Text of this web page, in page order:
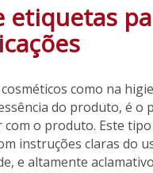
etiquetas
como na
do produto, é o
com o produto. Este
instruções claras do
e altamente